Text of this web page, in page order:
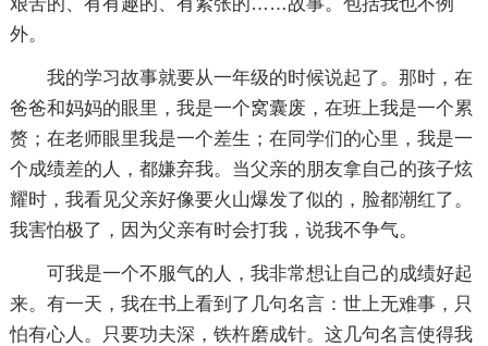
外。
我的学习故事就要从一年级的时候说起了。那时，在
爸爸和妈妈的眼里，我是一个窝囊废，在班上我是一个累
赘；在老师眼里我是一个差生；在同学们的心里，我是一
个成绩差的人，都嫌弃我。当父亲的朋友拿自己的孩子炫
耀时，我看见父亲好像要火山爆发了似的，脸都潮红了。
我害怕极了，因为父亲有时会打我，说我不争气。
可我是一个不服气的人，我非常想让自己的成绩好起
来。有一天，我在书上看到了几句名言：世上无难事，只
怕有心人。只要功夫深，铁杵磨成针。这几句名言使得我